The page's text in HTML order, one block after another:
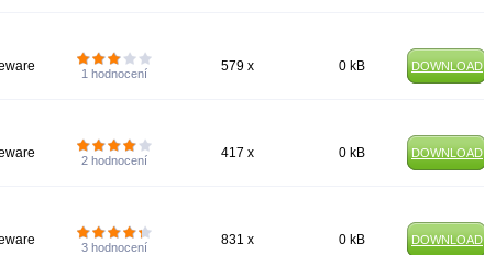
1 hodnocení 579 x 0 kB DOWNLOAD
2 hodnocení 417 x 0 kB DOWNLOAD
3 hodnocení 831 x 0 kB DOWNLOAD